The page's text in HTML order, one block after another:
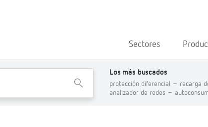
Sectores
X
Los más buscados
protección diferencial – recarga
analizador de redes –